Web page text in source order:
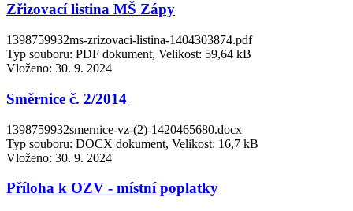
Zřizovací listina MŠ Zápy
1398759932ms-zrizovaci-listina-1404303874.pdf
Typ souboru: PDF dokument, Velikost: 59,64 kB
Vloženo: 30. 9. 2024
Směrnice č. 2/2014
1398759932smernice-vz-(2)-1420465680.docx
Typ souboru: DOCX dokument, Velikost: 16,7 kB
Vloženo: 30. 9. 2024
Příloha k OZV - místní poplatky